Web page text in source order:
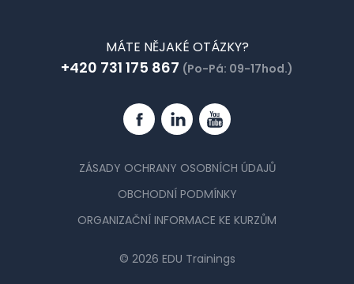
MÁTE NĚJAKÉ OTÁZKY?
+420 731 175 867 (Po-Pá: 09-17hod.)
FacebookLinkedinYouTube
ZÁSADY OCHRANY OSOBNÍCH ÚDAJŮ
OBCHODNÍ PODMÍNKY
ORGANIZAČNÍ INFORMACE KE KURZŮM
© 2026 EDU Trainings